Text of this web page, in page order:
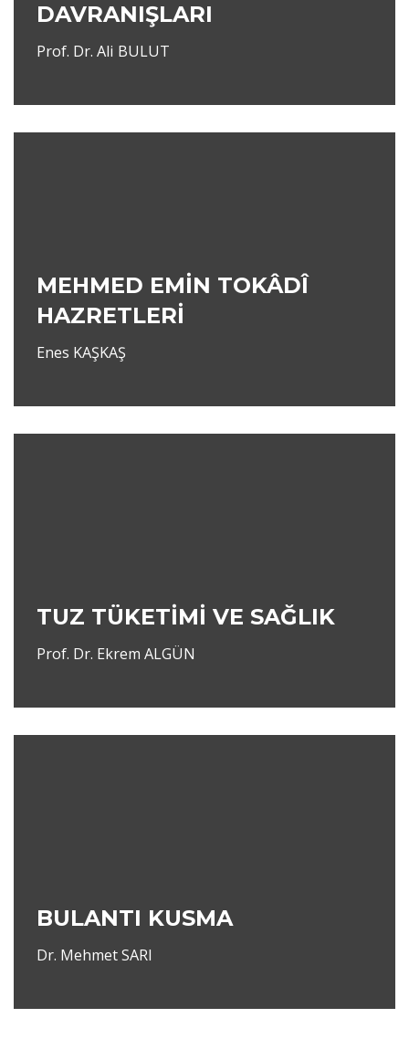
DAVRANIŞLARI
Prof. Dr. Ali BULUT
MEHMED EMİN TOKÂDÎ
HAZRETLERİ
Enes KAŞKAŞ
TUZ TÜKETİMİ VE SAĞLIK
Prof. Dr. Ekrem ALGÜN
BULANTI KUSMA
Dr. Mehmet SARI